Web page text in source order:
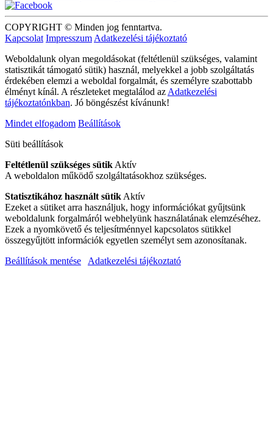
COPYRIGHT © Minden jog fenntartva.
Kapcsolat Impresszum Adatkezelési tájékoztató
Weboldalunk olyan megoldásokat (feltétlenül szükséges, valamint
statisztikát támogató sütik) használ, melyekkel a jobb szolgáltatás
érdekében elemzi a weboldal forgalmát, és személyre szabottabb
élményt kínál. A részleteket megtalálod az Adatkezelési
tájékoztatónkban. Jó böngészést kívánunk!
Mindet elfogadom Beállítások
Süti beállítások
Feltétlenül szükséges sütik Aktív
A weboldalon működő szolgáltatásokhoz szükséges.
Statisztikához használt sütik Aktív
Ezeket a sütiket arra használjuk, hogy információkat gyűjtsünk
weboldalunk forgalmáról webhelyünk használatának elemzéséhez.
Ezek a nyomkövető és teljesítménnyel kapcsolatos sütikkel
összegyűjtött információk egyetlen személyt sem azonosítanak.
Beállítások mentése
Adatkezelési tájékoztató